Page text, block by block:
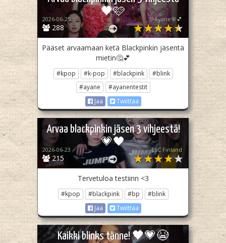
🖤🩷
288
2026-06-25 🩷Ayane🌸💕
Pääset arvaamaan ketä Blackpinkin jäsentä
mietin🤔💕
#kpop #k-pop #blackpink
#blink
#ayane
#ayanentestit
Jaa
Twiittaa
Arvaa blackpinkin jäsen 3 vihjeestä!
💗🖤
215
2026-06-23 ESC Finland
Tervetuloa testiinn <3
#kpop #blackpink #bp
#blink
Jaa
Twiittaa
Kaikki blinks tänne! 🖤💗😭